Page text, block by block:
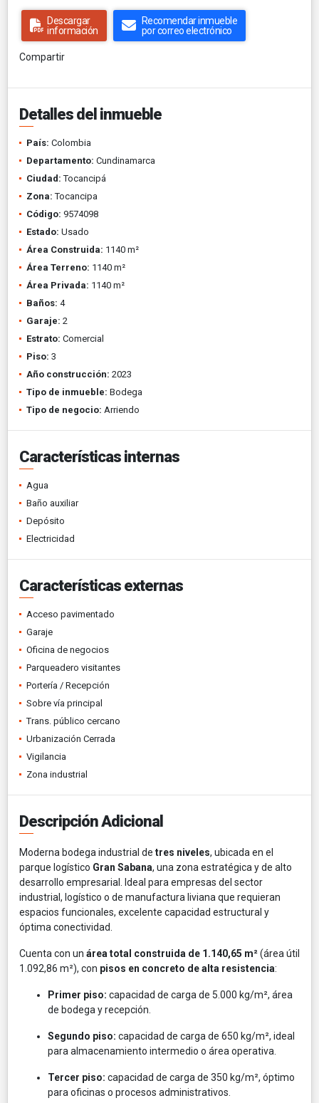
Descargar
información
Recomendar inmueble
por correo electrónico
Compartir
Detalles del inmueble
País: Colombia
Departamento: Cundinamarca
Ciudad: Tocancipá
Zona: Tocancipa
Código: 9574098
Estado: Usado
Área Construida: 1140 m²
Área Terreno: 1140 m²
Área Privada: 1140 m²
Baños: 4
Garaje: 2
Estrato: Comercial
Piso: 3
Año construcción: 2023
Tipo de inmueble: Bodega
Tipo de negocio: Arriendo
Características internas
Agua
Baño auxiliar
Depósito
Electricidad
Características externas
Acceso pavimentado
Garaje
Oficina de negocios
Parqueadero visitantes
Portería / Recepción
Sobre vía principal
Trans. público cercano
Urbanización Cerrada
Vigilancia
Zona industrial
Descripción Adicional
Moderna bodega industrial de tres niveles, ubicada en el
parque logístico Gran Sabana, una zona estratégica y de alto
desarrollo empresarial. Ideal para empresas del sector
industrial, logístico o de manufactura liviana que requieran
espacios funcionales, excelente capacidad estructural y
óptima conectividad.
Cuenta con un área total construida de 1.140,65 m²(área útil
1.092,86 m²), con pisos en concreto de alta resistencia:
Primer piso: capacidad de carga de 5.000 kg/m², área
de bodega y recepción.
Segundo piso: capacidad de carga de 650 kg/m², ideal
para almacenamiento intermedio o área operativa.
Tercer piso: capacidad de carga de 350 kg/m², óptimo
para oficinas o procesos administrativos.